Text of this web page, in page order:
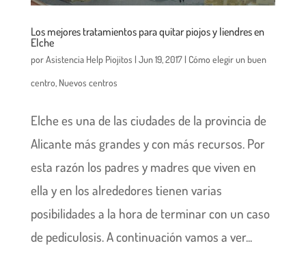
Los mejores tratamientos para quitar piojos y liendres en
Elche
porAsistencia Help Piojitos | Jun 19, 2017| Cómo elegir un buen
centro, Nuevos centros
Elche es una de las ciudades de la provincia de
Alicante más grandes y con más recursos. Por
esta razón los padres y madres que viven en
ella y en los alrededores tienen varias
posibilidades a la hora de terminar con un caso
de pediculosis. A continuación vamos a ver...